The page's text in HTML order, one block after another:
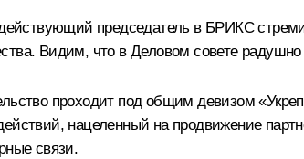
председатель в БРИКС
Видим, что в Деловом совете
проходит под общим девизом
нацеленный на продвижение
связи.